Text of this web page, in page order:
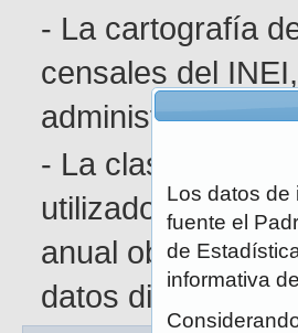
- La cartografía
censales del
administrativa
- La clasificación
utilizado en el
anual obedece a
datos disponibles.
Los datos de
fuente el
de
informativa